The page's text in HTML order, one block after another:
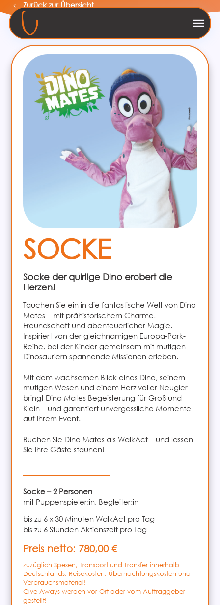
Menü überspringen
Menü überspringen
Zurück zur Übersicht
SOCKE
Socke der quirlige Dino erobert die
Herzen!
Tauchen Sie ein in die fantastische Welt von Dino
Mates – mit prähistorischem Charme,
Freundschaft und abenteuerlicher Magie.
Inspiriert von der gleichnamigen Europa-Park-
Reihe, bei der Kinder gemeinsam mit mutigen
Dinosauriern spannende Missionen erleben.
Mit dem wachsamen Blick eines Dino, seinem
mutigen Wesen und einem Herz voller Neugier
bringt Dino Mates Begeisterung für Groß und
Klein – und garantiert unvergessliche Momente
auf Ihrem Event.
Buchen Sie Dino Mates als WalkAct – und lassen
Sie Ihre Gäste staunen!
Socke – 2 Personen
mit Puppenspieler:in, Begleiter:in
bis zu 6 x 30 Minuten WalkAct pro Tag
bis zu 6 Stunden Aktionszeit pro Tag
Preis netto: 780,00 €
zuzüglich Spesen, Transport und Transfer innerhalb
Deutschlands, Reisekosten, Übernachtungskosten und
Verbrauchsmaterial!
Give Aways werden vor Ort oder vom Auftraggeber
gestellt!